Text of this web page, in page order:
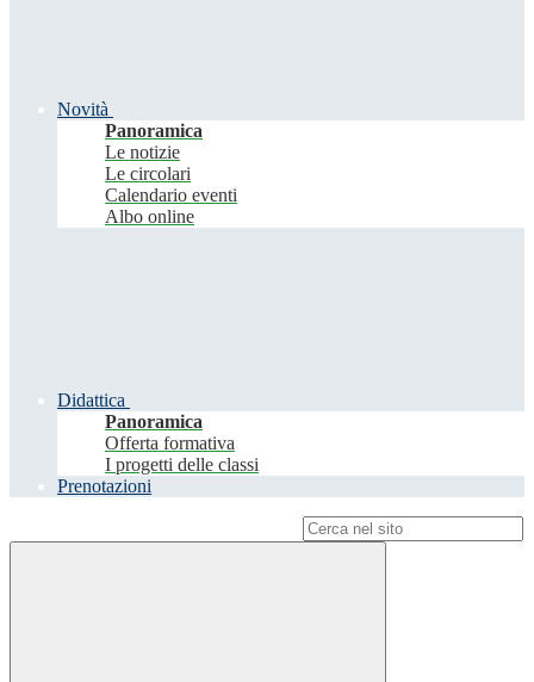
Novità
Panoramica
Le notizie
Le circolari
Calendario eventi
Albo online
Didattica
Panoramica
Offerta formativa
I progetti delle classi
Prenotazioni